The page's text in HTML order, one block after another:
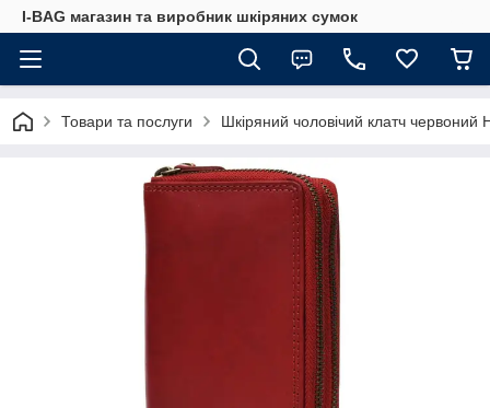
I-BAG магазин та виробник шкіряних сумок
Товари та послуги Шкіряний чоловічий клатч червоний